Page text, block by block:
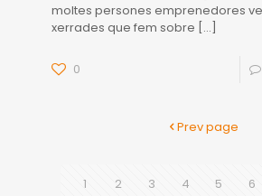
moltes persones emprenedores
xerrades que fem sobre […]
0
Prev page
1 2 3 4 5 6